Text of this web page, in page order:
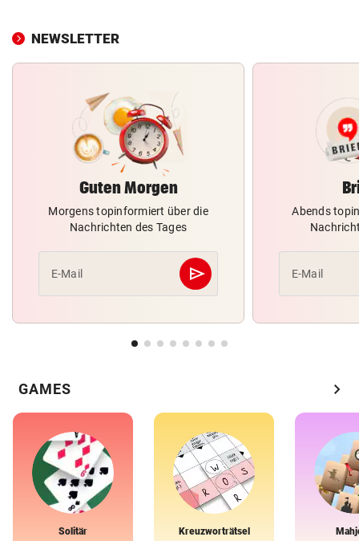
NEWSLETTER
Guten Morgen
Morgens topinformiert über die
Nachrichten des Tages
E-Mail send
Abschicken
Abends
E-Mail
GAMES chevron_right
Solitär Kreuzworträtsel